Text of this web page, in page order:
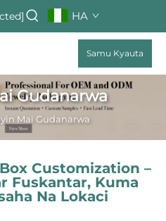
HA
Samu Kyauta
Gudanarwa
Mai Gudanarwa
Customization –
Fuskantar, Kuma
Na Lokaci